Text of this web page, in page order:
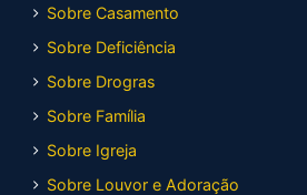
Sobre Casamento
Sobre Deficiência
Sobre Drogras
Sobre Família
Sobre Igreja
Sobre Louvor e Adoração